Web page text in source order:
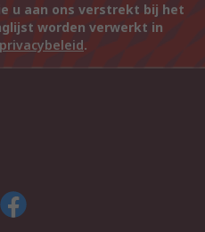
u aan ons verstrekt bij het
worden verwerkt in
privacybeleid.